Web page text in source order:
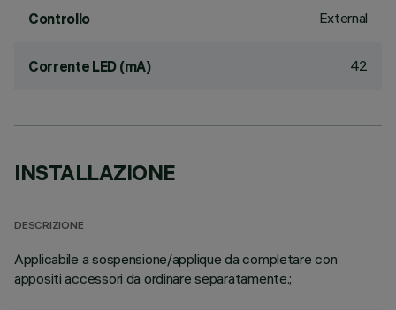
Controllo External
Corrente LED (mA) 42
INSTALLAZIONE
DESCRIZIONE
Applicabile a sospensione/applique da completare con
appositi accessori da ordinare separatamente.;